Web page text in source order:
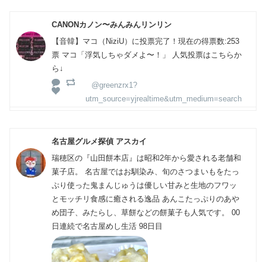
CANONカノン〜みんみんリンリン
【音韓】マコ（NiziU）に投票完了！現在の得票数:253
票 マコ「浮気しちゃダメよ〜！」 人気投票はこちらか
ら↓
@greenzrx1?
utm_source=yjrealtime&utm_medium=search
名古屋グルメ探偵 アスカイ
瑞穂区の『山田餅本店』は昭和2年から愛される老舗和
菓子店。 名古屋ではお馴染み、旬のさつまいもをたっ
ぷり使った鬼まんじゅうは優しい甘みと生地のフワッ
とモッチリ食感に癒される逸品 あんこたっぷりのあや
め団子、みたらし、草餅などの餅菓子も人気です。 00
日連続で名古屋めし生活 98日目